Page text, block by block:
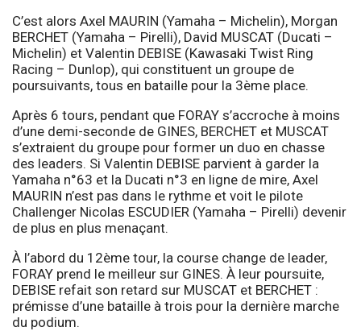
C’est alors Axel MAURIN (Yamaha – Michelin), Morgan
BERCHET (Yamaha – Pirelli), David MUSCAT (Ducati –
Michelin) et Valentin DEBISE (Kawasaki Twist Ring
Racing – Dunlop), qui constituent un groupe de
poursuivants, tous en bataille pour la 3ème place.
Après 6 tours, pendant que FORAY s’accroche à moins
d’une demi-seconde de GINES, BERCHET et MUSCAT
s’extraient du groupe pour former un duo en chasse
des leaders. Si Valentin DEBISE parvient à garder la
Yamaha n°63 et la Ducati n°3 en ligne de mire, Axel
MAURIN n’est pas dans le rythme et voit le pilote
Challenger Nicolas ESCUDIER (Yamaha – Pirelli) devenir
de plus en plus menaçant.
À l’abord du 12ème tour, la course change de leader,
FORAY prend le meilleur sur GINES. À leur poursuite,
DEBISE refait son retard sur MUSCAT et BERCHET :
prémisse d’une bataille à trois pour la dernière marche
du podium.